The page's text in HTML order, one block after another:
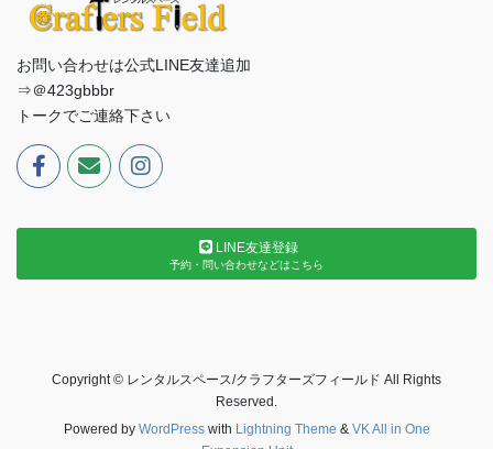
お問い合わせは公式LINE友達追加
⇒＠423gbbbr
トークでご連絡下さい
LINE友達登録
予約・問い合わせなどはこちら
Copyright © レンタルスペース/クラフターズフィールド All Rights
Reserved.
Powered by WordPresswith Lightning Theme & VK All in One